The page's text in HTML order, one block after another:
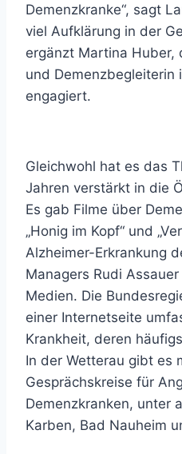
Demenzkranke“, sagt
viel Aufklärung in der
ergänzt Martina Huber,
und Demenzbegleiterin
engagiert.
Gleichwohl hat es das
Jahren verstärkt in die
Es gab Filme über
„Honig im Kopf“ und
Alzheimer-Erkrankung
Managers Rudi
Medien. Die
einer Internetseite
Krankheit, deren
In der Wetterau gibt es
Gesprächskreise für
Demenzkranken, unter
Karben, Bad Nauheim